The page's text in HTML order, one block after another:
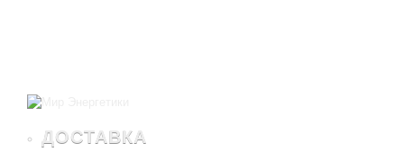
ДОСТАВКА